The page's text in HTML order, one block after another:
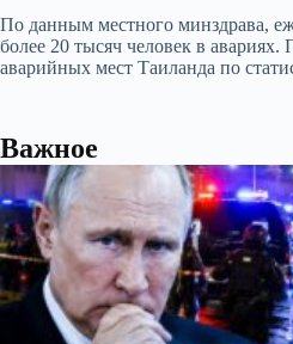
По данным местного минздрава,
более 20 тысяч человек в
аварийных мест Таиланда по
Важное